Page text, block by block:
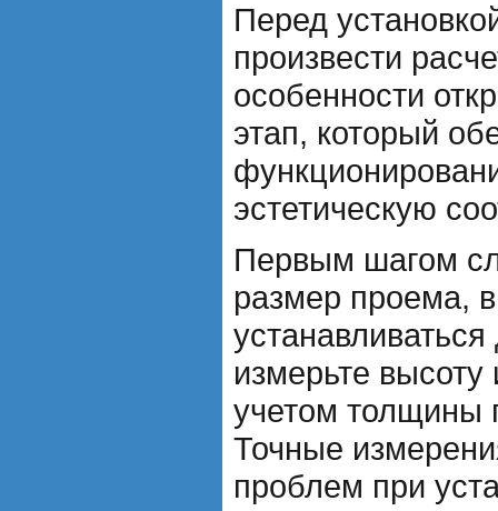
Перед
произвести
особенности
этап, который
эстетическую
Первым шагом
размер проема,
измерьте
учетом толщины
Точные
проблем при